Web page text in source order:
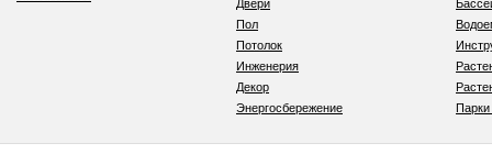
Двери
Пол
Потолок
Инженерия
Декор
Энергосбережение